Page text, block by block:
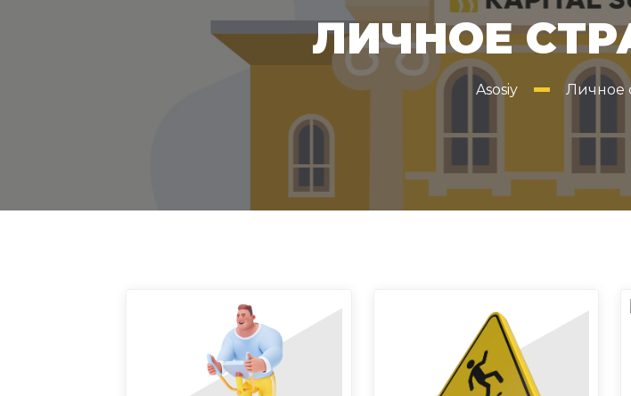
ЛИЧНОЕ
Asosiy Личное